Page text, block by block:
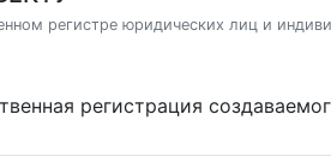
регистре юридических лиц и
регистрация